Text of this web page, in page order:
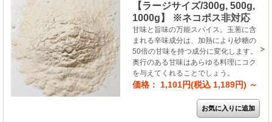
【ラージサイズ/300g, 500g,
1000g】 ※ネコポス非対応
甘味と旨味の万能スパイス。玉葱に含
まれる辛味成分は、加熱により砂糖の
50倍の甘味を持つ成分に変化します。
奥行のある甘味はあらゆる料理にコク
を与えてくれることでしょう。
価格： 1,101円(税込 1,189円) ～